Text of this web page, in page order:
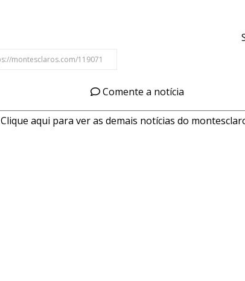
Comente a notícia
Clique aqui para ver as demais notícias do